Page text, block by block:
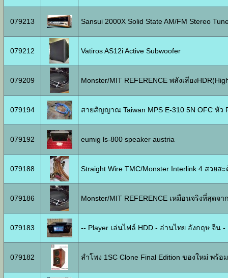
079213 Sansui 2000X Solid State AM/FM Stereo
079212 Vatiros AS12i Active Subwoofer
079209 Monster/MIT REFERENCE พลังเสียง
079194 สายสัญญาณ Taiwan MPS E-310 5N OFC หัว
079192 eumig ls-800 speaker austria
079188 Straight Wire TMC/Monster Interlink 4 สวยส
079186 Monster/MIT REFERENCE เหมือนจริงที่สุดจา
079183 -- Player เล่นไฟล์ HDD.- อ่านไทย อังกฤษ จีน
079182 ลำโพง 1SC Clone Final Edition ของใหม่ พร้อ